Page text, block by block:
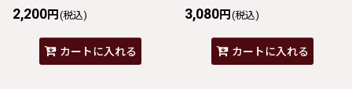
2,200円 (税込)
カートに入れる
3,080円 (税込)
カートに入れる